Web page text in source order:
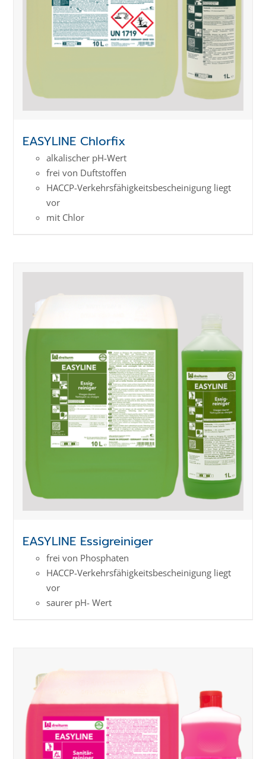
EASYLINE Chlorfix
alkalischer pH-Wert
frei von Duftstoffen
HACCP-Verkehrs­­fähig­keits­­beschei­nigung liegt
vor
mit Chlor
EASYLINE Essigreiniger
frei von Phosphaten
HACCP-Verkehrs­­fähig­keits­­beschei­nigung liegt
vor
saurer pH- Wert